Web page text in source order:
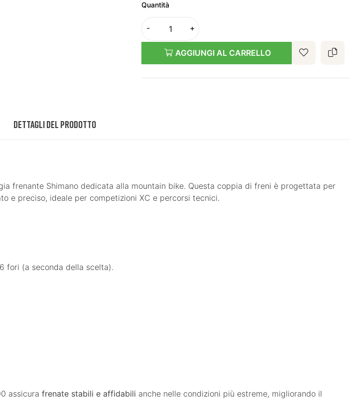
Quantità
AGGIUNGI AL CARRELLO
Dettagli del prodotto
frenante Shimano dedicata alla mountain bike. Questa coppia di freni è progettata per
e preciso, ideale per competizioni XC e percorsi tecnici.
fori (a seconda della scelta).
assicura frenate stabili e affidabili anche nelle condizioni più estreme, migliorando il